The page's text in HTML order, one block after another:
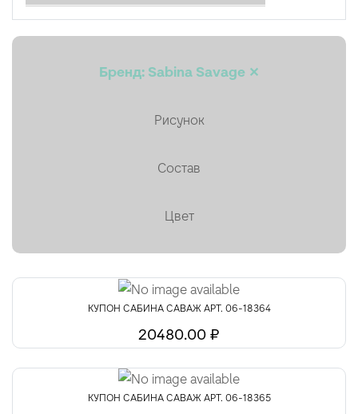
Лён
Платки, палантины, шарфы
Тренчевые
Бренд: Sabina Savage ✕
Рисунок
Состав
Цвет
КУПОН САБИНА САВАЖ АРТ. 06-18364
20480.00 ₽
КУПОН САБИНА САВАЖ АРТ. 06-18365